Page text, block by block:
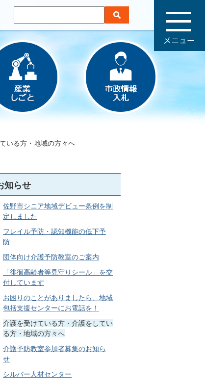
いる方・地域の方々へ
知らせ
佐野市シニア地域デビュー条例を制
定しました
フレイル予防・認知機能の低下予
防
団体向け介護予防教室のご案内
「徘徊高齢者等見守りシール」を交
付しています
お困りのことがありましたら、地域
包括支援センターにお電話を！
介護を受けている方・介護をしてい
る方・地域の方々へ
介護予防教室参加者募集のお知ら
せ
シルバー人材センター